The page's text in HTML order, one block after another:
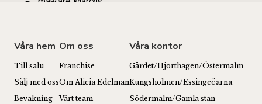
Våra hem
Till salu
Sälj med oss
Bevakning
Om oss
Franchise
Om Alicia Edelman
Vårt team
Våra kontor
Gärdet/Hjorthagen/Östermalm
Kungsholmen/Essingeöarna
Södermalm/Gamla stan